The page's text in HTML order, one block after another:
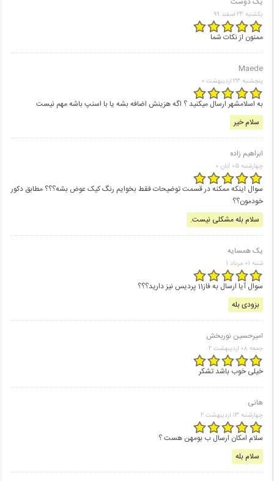
یکشنبه 24 اسفند 99
ممنون از نکات شما
Maede
پنجشنبه 23 اردیبهشت 0
به اسلامشهر ارسال میکنید ؟ اگه هزینش اضافه بشه یا با اسنپ باشه مهم نیست
سلام خیر
ابراهیم زاده
چهارشنبه 05 آبان 0
سوال اینکه ممکنه در قسمت توضیحات فقط بخوایم رنگ کیک عوض بشه؟؟؟ مطابق دکور
خودمون؟؟
سلام بله مشکلی نیست.
یک همسایه
شنبه 01 مرداد 1
سوال آیا ارسال به فاز11 پردیس نیز دارید؟؟؟
بزودی بله
امیرحسین نوربخش
جمعه 08 اردیبهشت 2
خیلی خوب باشد تشکر
هانی
چهارشنبه 13 اردیبهشت 2
سلام امکان ارسال ب بومهن هست ؟
سلام بله